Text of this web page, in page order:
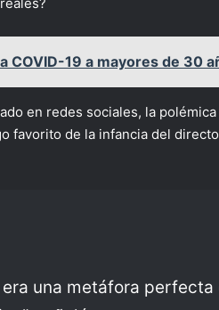
COVID-19 a mayores de 30
en redes sociales, la
favorito de la infancia del
era una metáfora